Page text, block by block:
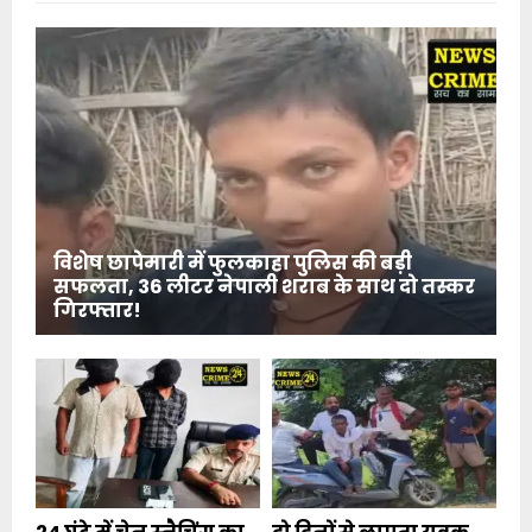
विशेष छापेमारी में फुलकाहा पुलिस की बड़ी
सफलता, 36 लीटर नेपाली शराब के साथ दो तस्कर
गिरफ्तार!